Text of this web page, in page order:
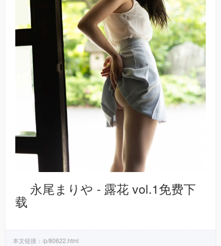
永尾まりや - 露花 vol.1免费下
载
本文链接： /p/80622.html